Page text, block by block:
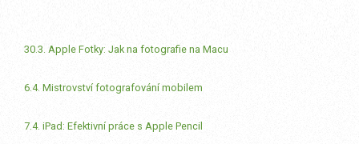
30.3. Apple Fotky: Jak na fotografie na Macu
6.4. Mistrovství fotografování mobilem
7.4. iPad: Efektivní práce s Apple Pencil